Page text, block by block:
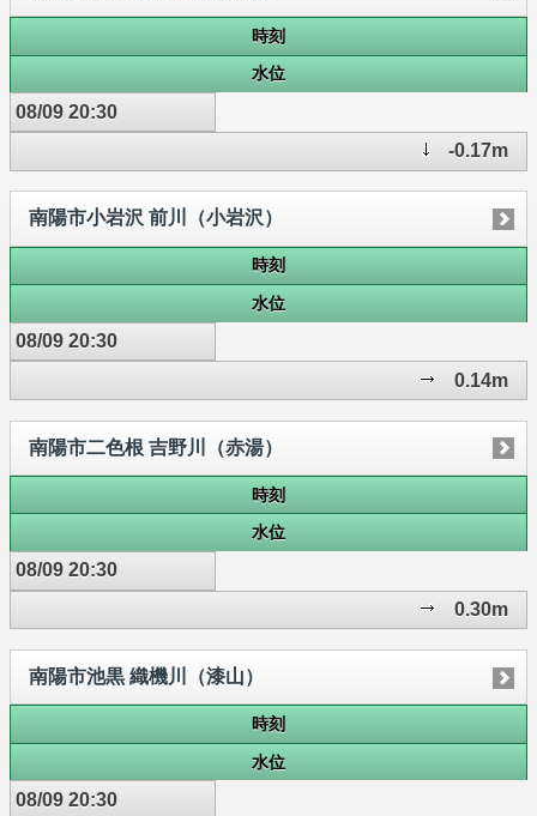
時刻
水位
08/09 20:30
-0.17m
南陽市小岩沢 前川（小岩沢）
時刻
水位
08/09 20:30
0.14m
南陽市二色根 吉野川（赤湯）
時刻
水位
08/09 20:30
0.30m
南陽市池黒 織機川（漆山）
時刻
水位
08/09 20:30